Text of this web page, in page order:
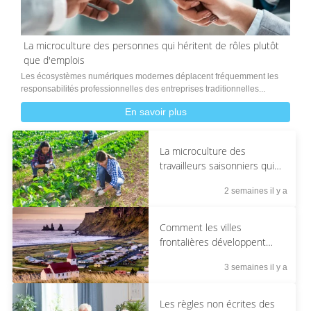
La microculture des personnes qui héritent de rôles plutôt
que d'emplois
Les écosystèmes numériques modernes déplacent fréquemment les
responsabilités professionnelles des entreprises traditionnelles...
En savoir plus
La microculture des
travailleurs saisonniers qui
2 semaines il y a
Comment les villes
frontalières développent
3 semaines il y a
Les règles non écrites des